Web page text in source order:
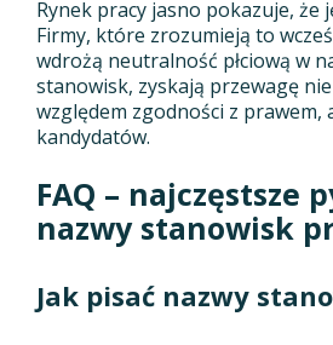
Rynek pracy jasno pokazuje, że
Firmy, które zrozumieją to
wdrożą neutralność płciową w
stanowisk, zyskają przewagę
względem zgodności z prawem,
kandydatów.
FAQ – najczęstsze
nazwy stanowisk
Jak pisać nazwy